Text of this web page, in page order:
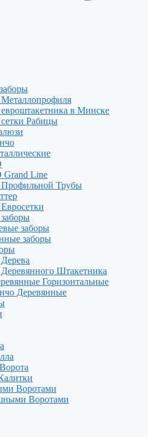
в Минске
Рабицы
Grand Line
Профильной Трубы
заборы
заборы
Штакетника
Горизонтальные
Деревянные
Воротами
Воротами